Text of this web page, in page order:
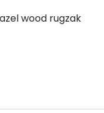
wood rugzak